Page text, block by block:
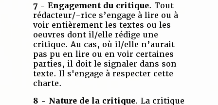
7 - Engagement du critique. Tout
rédacteur/-rice s’engage à lire ou à
voir entièrement les textes ou les
oeuvres dont il/elle rédige une
critique. Au cas, où il/elle n’aurait
pas pu en lire ou en voir certaines
parties, il doit le signaler dans son
texte. Il s'engage à respecter cette
charte.
8 - Nature de la critique. La critique